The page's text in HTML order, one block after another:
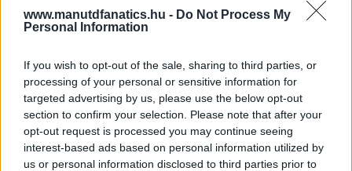
www.manutdfanatics.hu - Do Not Process My
Personal Information
If you wish to opt-out of the sale, sharing to third parties, or
processing of your personal or sensitive information for
targeted advertising by us, please use the below opt-out
section to confirm your selection. Please note that after your
opt-out request is processed you may continue seeing
interest-based ads based on personal information utilized by
us or personal information disclosed to third parties prior to